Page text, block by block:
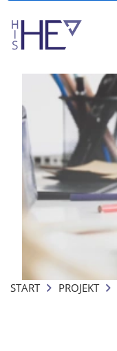
START PROJEKT